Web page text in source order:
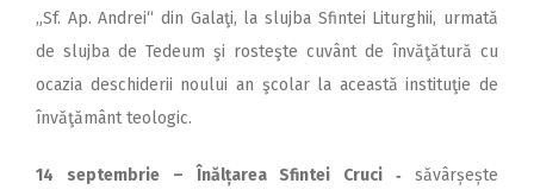
„Sf. Ap. Andrei“ din Galaţi, la slujba Sfintei Liturghii, urmată
de slujba de Tedeum şi rosteşte cuvânt de învăţătură cu
ocazia deschiderii noului an şcolar la această instituţie de
învăţământ teologic.
14 septembrie – Înălțarea Sfintei Cruci ‑ săvârșește